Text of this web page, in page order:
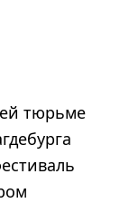
тюрьме